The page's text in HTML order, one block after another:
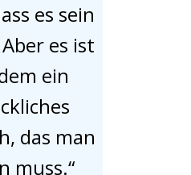
es sein
es ist
ein
das man
muss.“